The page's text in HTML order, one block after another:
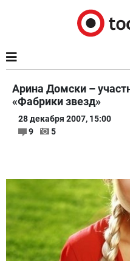
Арина Домски –
«Фабрики звезд»
28 декабря 2007, 15:00
9
5